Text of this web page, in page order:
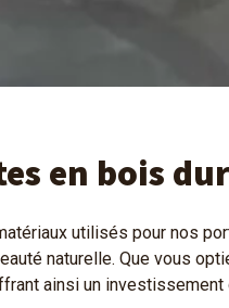
en bois
utilisés pour nos
naturelle. Que vous
ainsi un